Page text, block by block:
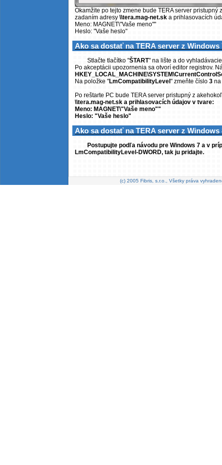
Okamžite po tejto zmene bude TERA server
zadaním adresy \\tera.mag-net.sk a prihlasovacích
Meno: MAGNET\"Vaše meno""
Heslo: "Vaše heslo"
Ako sa dostať na TERA server z Windows
Stlačte tlačítko "ŠTART" na lište a do
Po akceptácii upozornenia sa otvorí editor registrov.
Na položke "LmCompatibilityLevel " zmeňte číslo 3
Po reštarte PC bude TERA server pristupný z
\\tera.mag-net.sk a prihlasovacích údajov v tvare:
Meno: MAGNET\"Vaše meno""
Heslo: "Vaše heslo"
Ako sa dostať na TERA server z Windows
Postupujte podľa návodu pre Windows 7 a v
LmCompatibilityLevel-DWORD, tak ju pridajte.
(c) 2005 Fibris, s.r.o., Všetky práva